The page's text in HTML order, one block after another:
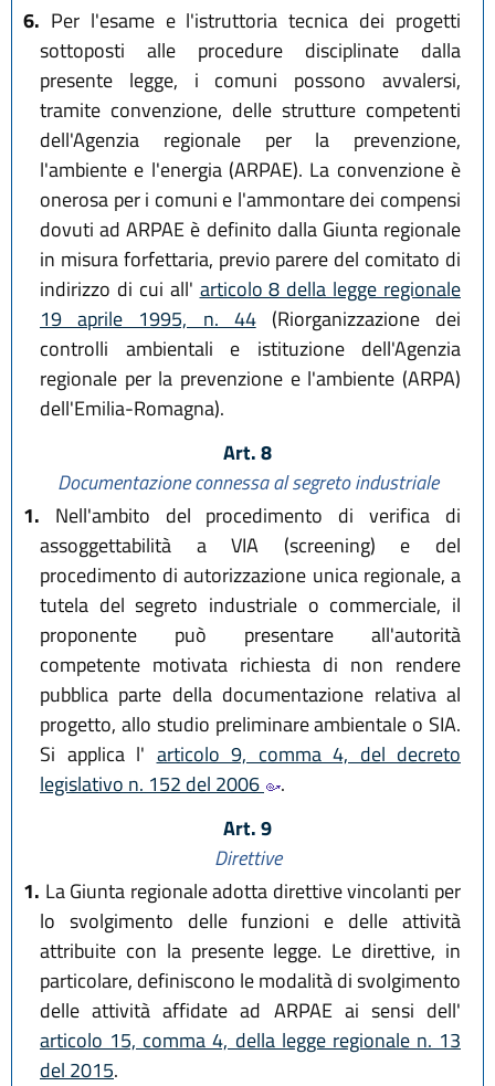
6. Per l'esame e l'istruttoria tecnica dei progetti
sottoposti alle procedure disciplinate dalla
presente legge, i comuni possono avvalersi,
tramite convenzione, delle strutture competenti
dell'Agenzia regionale per la prevenzione,
l'ambiente e l'energia (ARPAE). La convenzione è
onerosa per i comuni e l'ammontare dei compensi
dovuti ad ARPAE è definito dalla Giunta regionale
in misura forfettaria, previo parere del comitato di
indirizzo di cui all' articolo 8 della legge regionale
19 aprile 1995, n. 44(Riorganizzazione dei
controlli ambientali e istituzione dell'Agenzia
regionale per la prevenzione e l'ambiente (ARPA)
dell'Emilia-Romagna).
Art. 8
Documentazione connessa al segreto industriale
1. Nell'ambito del procedimento di verifica di
assoggettabilità a VIA (screening) e del
procedimento di autorizzazione unica regionale, a
tutela del segreto industriale o commerciale, il
proponente può presentare all'autorità
competente motivata richiesta di non rendere
pubblica parte della documentazione relativa al
progetto, allo studio preliminare ambientale o SIA.
Si applica l' articolo 9, comma 4, del decreto
legislativo n. 152 del 2006
.
Art. 9
Direttive
1. La Giunta regionale adotta direttive vincolanti per
lo svolgimento delle funzioni e delle attività
attribuite con la presente legge. Le direttive, in
particolare, definiscono le modalità di svolgimento
delle attività affidate ad ARPAE ai sensi dell'
articolo 15, comma 4, della legge regionale n. 13
del 2015.